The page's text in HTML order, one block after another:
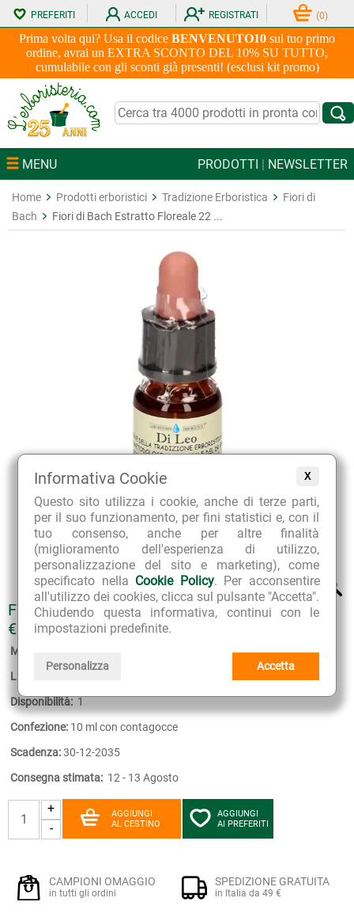
X
Informativa Cookie
Questo sito utilizza i cookie, anche di terze parti,
per il suo funzionamento, per fini statistici e, con il
tuo consenso, anche per altre finalità
(miglioramento dell'esperienza di utilizzo,
personalizzazione del sito e marketing), come
specificato nella Cookie Policy. Per acconsentire
all'utilizzo dei cookies, clicca sul pulsante "Accetta".
Chiudendo questa informativa, continui con le
impostazioni predefinite.
Personalizza Accetta
Prima volta qui? Usa il codice BENVENUTO10 sul tuo primo
ordine, avrai un EXTRA SCONTO DEL 10% SU TUTTO,
cumulabile con gli sconti già presenti! (esclusi kit promo)
PREFERITI ACCEDI REGISTRATI (0)
MENU PRODOTTI | NEWSLETTER
Home Prodotti erboristici Tradizione Erboristica
Fiori di
Bach
Fiori di Bach Estratto Floreale 22 ...
FIORI DI BACH ESTRATTO FLOREALE 22 OAK
€ 11.80
Marca:
Linea:
Disponibilità: 1
Confezione: 10 ml con contagocce
Scadenza:30-12-2035
Consegna stimata: 12 - 13 Agosto
+
-
AGGIUNGI
AL CESTINO
AGGIUNGI
AI PREFERITI
CAMPIONI OMAGGIO
in tutti gli ordini
SPEDIZIONE GRATUITA
in Italia da 49 €